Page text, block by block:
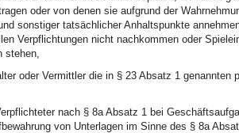
oder von denen sie aufgrund der
sonstiger tatsächlicher Anhaltspunkte
Verpflichtungen nicht nachkommen oder
stehen,
oder Vermittler die in § 23 Absatz 1 genannten
nach § 8a Absatz 1 bei
von Unterlagen im Sinne des § 8a